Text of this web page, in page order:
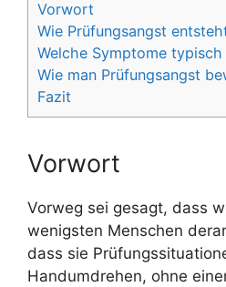
Vorwort
Wie Prüfungsangst
Welche Symptome typisch
Wie man Prüfungsangst
Fazit
Vorwort
Vorweg sei gesagt, dass
wenigsten Menschen
dass sie
Handumdrehen, ohne